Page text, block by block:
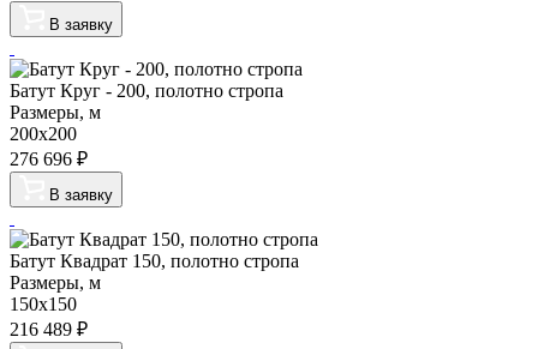
В заявку
Батут Круг - 200, полотно стропа
Размеры, м
200х200
276 696 ₽
В заявку
Батут Квадрат 150, полотно стропа
Размеры, м
150х150
216 489 ₽